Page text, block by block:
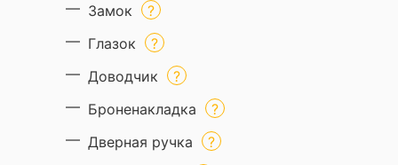
Замок
Глазок
Доводчик
Броненакладка
Дверная ручка